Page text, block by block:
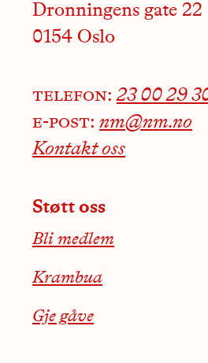
Dronningens gate 22
0154 Oslo
telefon:23 00 29
e-post: nm@nm.no
Kontakt oss
Støtt oss
Bli medlem
Krambua
Gje gåve